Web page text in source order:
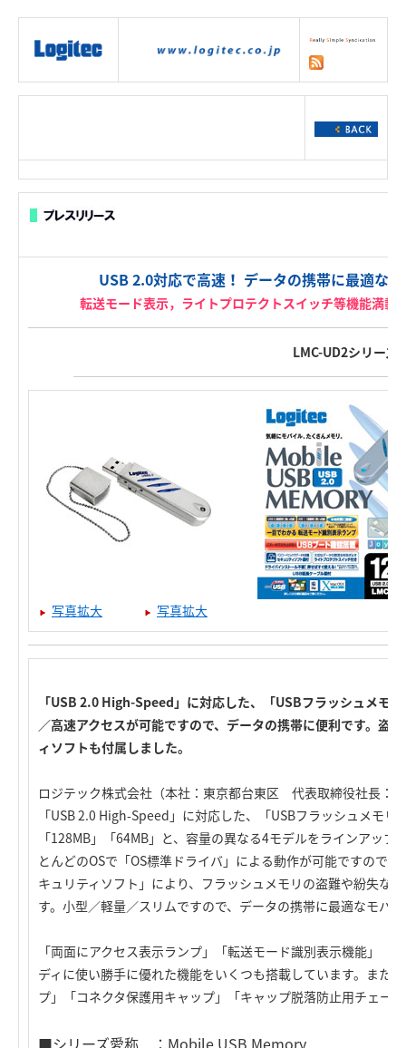
USB 2.0対応で高速！ データの携帯に最適な
転送モード表示，ライトプロテクトスイッチ等機能満載
LMC-UD2シリーズ
写真拡大 写真拡大
「USB 2.0 High-Speed」に対応した、「USBフラッシュメモ
／高速アクセスが可能ですので、データの携帯に便利です。盗
ィソフトも付属しました。
ロジテック株式会社（本社：東京都台東区 代表取締役社長：
「USB 2.0 High-Speed」に対応した、「USBフラッシュメモ
「128MB」「64MB」と、容量の異なる4モデルをラインアッ
とんどのOSで「OS標準ドライバ」による動作が可能ですので
キュリティソフト」により、フラッシュメモリの盗難や紛失な
す。小型／軽量／スリムですので、データの携帯に最適なモバ
「両面にアクセス表示ランプ」「転送モード識別表示機能」「
ディに使い勝手に優れた機能をいくつも搭載しています。また
プ」「コネクタ保護用キャップ」「キャップ脱落防止用チェー
■シリーズ愛称 ：Mobile USB Memory